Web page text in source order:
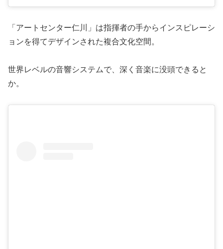
「アートセンター仁川」は指揮者の手からインスピレーシ
ョンを得てデザインされた複合文化空間。
世界レベルの音響システムで、深く音楽に没頭できると
か。